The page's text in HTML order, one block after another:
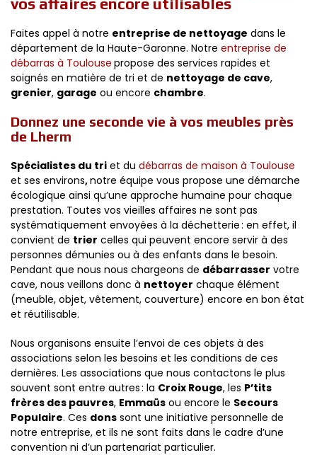
Faites appel à notre entreprise de nettoyage dans le
département de la Haute-Garonne. Notre entreprise de
débarras à Toulouse propose des services rapides et
soignés en matière de tri et de nettoyage de cave,
grenier, garage ou encore chambre.
Donnez une seconde vie à vos meubles près
de Lherm
Spécialistes du tri et du débarras de maison à Toulouse
et ses environs,notre équipe vous propose une démarche
écologique ainsi qu’une approche humaine pour chaque
prestation. Toutes vos vieilles affaires ne sont pas
systématiquement envoyées à la déchetterie : en effet, il
convient de trier celles qui peuvent encore servir à des
personnes démunies ou à des enfants dans le besoin.
Pendant que nous nous chargeons de débarrasser votre
cave, nous veillons donc à nettoyer chaque élément
(meuble, objet, vêtement, couverture) encore en bon état
et réutilisable.
Nous organisons ensuite l’envoi de ces objets à des
associations selon les besoins et les conditions de ces
dernières. Les associations que nous contactons le plus
souvent sont entre autres : la Croix Rouge, les P’tits
frères des pauvres, Emmaüs ou encore le Secours
Populaire. Ces dons sont une initiative personnelle de
notre entreprise, et ils ne sont faits dans le cadre d’une
convention ni d’un partenariat particulier.